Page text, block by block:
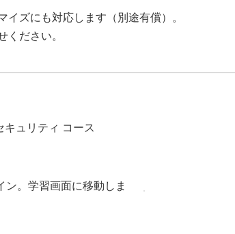
ズにも対応します（別途有償）。
ください。
キュリティ コース
ン。学習画面に移動しま